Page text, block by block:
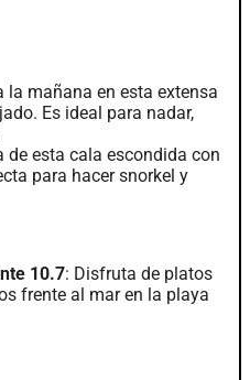
la mañana en esta extensa
Es ideal para nadar,
de esta cala escondida con
para hacer snorkel y
10.7: Disfruta de platos
frente al mar en la playa